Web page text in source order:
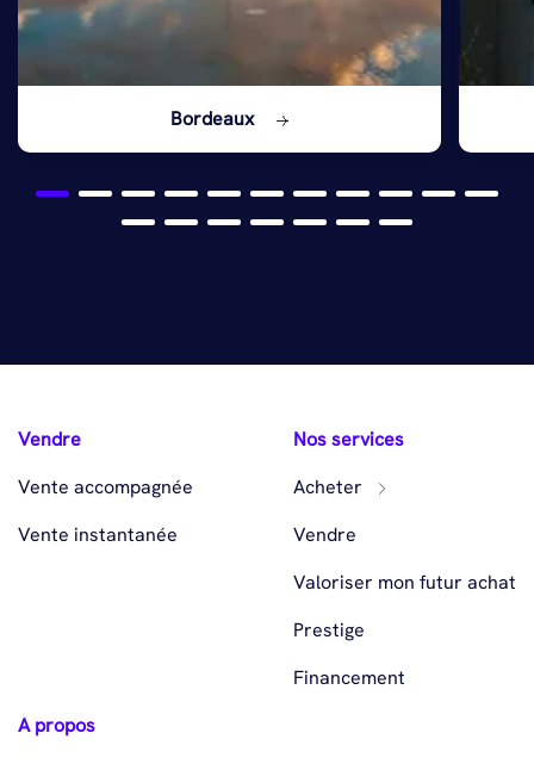
Bordeaux
Vendre
Vente accompagnée
Vente instantanée
Nos services
Acheter
Vendre
Valoriser mon futur achat
Prestige
Financement
A propos